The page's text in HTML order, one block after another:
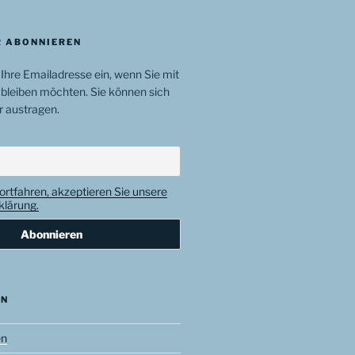
ABONNIEREN
Emailadresse ein, wenn Sie mit
möchten. Sie können sich
austragen.
akzeptieren Sie unsere